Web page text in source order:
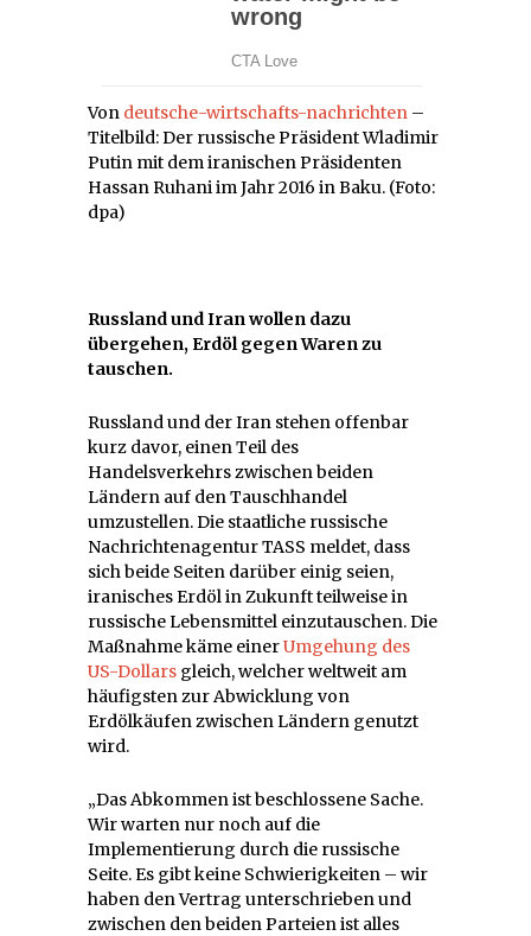
Von deutsche-wirtschafts-nachrichten –
Titelbild: Der russische Präsident Wladimir
Putin mit dem iranischen Präsidenten
Hassan Ruhani im Jahr 2016 in Baku. (Foto:
dpa)
Russland und Iran wollen dazu
übergehen, Erdöl gegen Waren zu
tauschen.
Russland und der Iran stehen offenbar
kurz davor, einen Teil des
Handelsverkehrs zwischen beiden
Ländern auf den Tauschhandel
umzustellen. Die staatliche russische
Nachrichtenagentur TASS meldet, dass
sich beide Seiten darüber einig seien,
iranisches Erdöl in Zukunft teilweise in
russische Lebensmittel einzutauschen. Die
Maßnahme käme einerUmgehung des
US-Dollars gleich, welcher weltweit am
häufigsten zur Abwicklung von
Erdölkäufen zwischen Ländern genutzt
wird.
„Das Abkommen ist beschlossene Sache.
Wir warten nur noch auf die
Implementierung durch die russische
Seite. Es gibt keine Schwierigkeiten – wir
haben den Vertrag unterschrieben und
zwischen den beiden Parteien ist alles